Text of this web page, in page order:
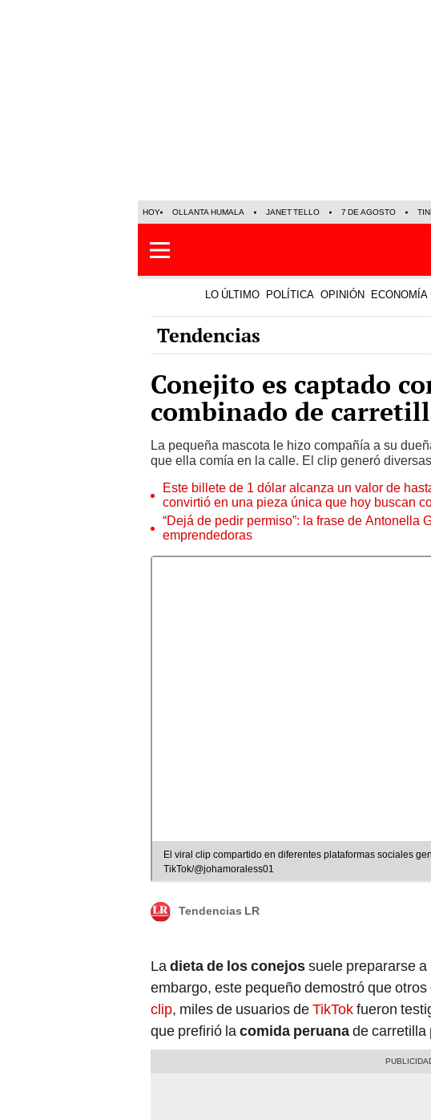
HOY OLLANTA HUMALA JANET TELLO 7 DE AGOSTO
LO ÚLTIMO POLÍTICA OPINIÓN ECONOMÍA
Tendencias
Conejito es captado
combinado de
La pequeña mascota le hizo compañía a su
que ella comía en la calle. El clip generó
Este billete de 1 dólar alcanza un valor de
convirtió en una pieza única que hoy buscan
“Dejá de pedir permiso”: la frase de Antonella
emprendedoras
El viral clip compartido en diferentes plataformas sociales
TikTok/@johamoraless01
Tendencias LR
La dieta de los conejossuele prepararse
embargo, este pequeño demostró que
clip, miles de usuarios deTikTokfueron
que prefirió la comida peruanade carretilla